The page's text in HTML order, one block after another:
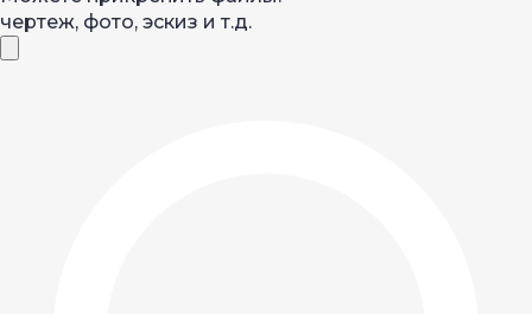
чертеж, фото, эскиз и т.д.